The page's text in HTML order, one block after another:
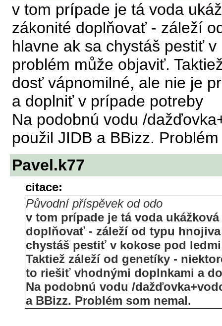
v tom prípade je tá voda
zákonité doplňovať - záleží
hlavne ak sa chystáš pestiť
problém může objaviť.
dosť vápnomilné, ale nie je
a doplniť v prípade potreby
Na podobnú vodu /
použil JIDB a BBizz.
Pavel.k77
citace:
Původní příspěvek od odo
v tom prípade je tá voda
doplňovať - záleží od typu
chystáš pestiť v kokose pod
Taktiež záleží od genetíky -
to riešiť vhodnými doplnkami a
Na podobnú vodu /
a BBizz. Problém som nemal.